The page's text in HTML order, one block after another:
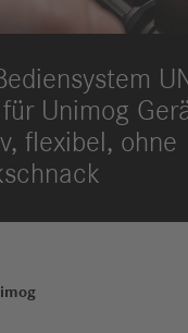
für Unimog
flexibel, ohne